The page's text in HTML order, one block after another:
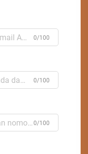
0/100
0/100
0/100